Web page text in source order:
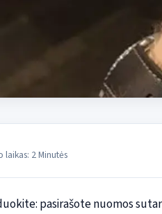
laikas: 2 Minutės
pasirašote nuomos